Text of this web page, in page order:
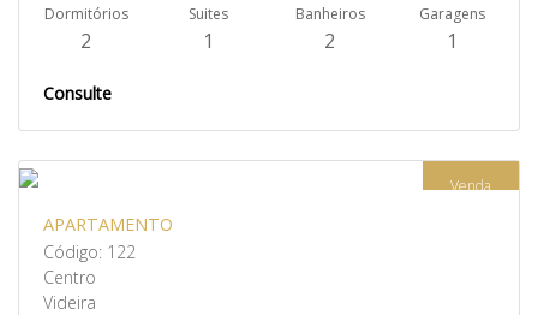
Dormitórios
2
Suites
1
Banheiros
2
Garagens
1
Consulte
Venda
APARTAMENTO
Código: 122
Centro
Videira